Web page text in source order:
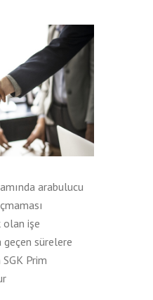
arabulucu
olan işe
sürelere
Prim